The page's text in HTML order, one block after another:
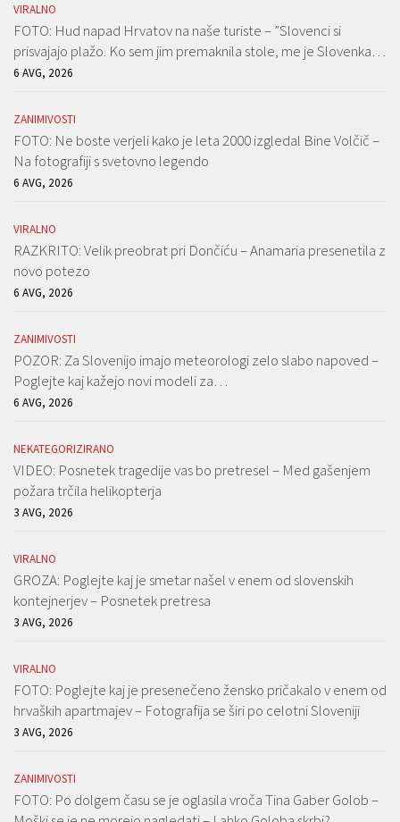
VIRALNO
FOTO: Hud napad Hrvatov na naše turiste – ”Slovenci si
prisvajajo plažo. Ko sem jim premaknila stole, me je Slovenka…
6 AVG, 2026
ZANIMIVOSTI
FOTO: Ne boste verjeli kako je leta 2000 izgledal Bine Volčič –
Na fotografiji s svetovno legendo
6 AVG, 2026
VIRALNO
RAZKRITO: Velik preobrat pri Dončiću – Anamaria presenetila z
novo potezo
6 AVG, 2026
ZANIMIVOSTI
POZOR: Za Slovenijo imajo meteorologi zelo slabo napoved –
Poglejte kaj kažejo novi modeli za…
6 AVG, 2026
NEKATEGORIZIRANO
VIDEO: Posnetek tragedije vas bo pretresel – Med gašenjem
požara trčila helikopterja
3 AVG, 2026
VIRALNO
GROZA: Poglejte kaj je smetar našel v enem od slovenskih
kontejnerjev – Posnetek pretresa
3 AVG, 2026
VIRALNO
FOTO: Poglejte kaj je presenečeno žensko pričakalo v enem od
hrvaških apartmajev – Fotografija se širi po celotni Sloveniji
3 AVG, 2026
ZANIMIVOSTI
FOTO: Po dolgem času se je oglasila vroča Tina Gaber Golob –